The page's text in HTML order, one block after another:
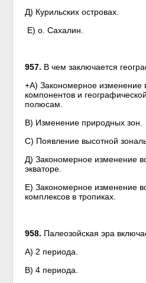
Д) Курильских островах.
Е) о. Сахалин.
957. В чем заключается
+А) Закономерное изменение
компонентов и
полюсам.
В) Изменение природных зон.
С) Появление высотной
Д) Закономерное изменение
экваторе.
Е) Закономерное изменение
комплексов в тропиках.
958. Палеозойская эра
А) 2 периода.
В) 4 периода.